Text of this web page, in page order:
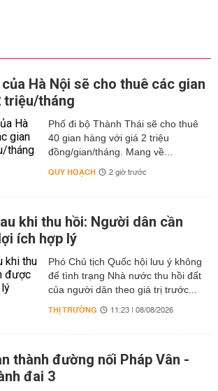
Hà Nội sẽ cho thuê các gian
triệu/tháng
Phố đi bộ Thành Thái sẽ cho thuê
40 gian hàng với giá 2 triệu
đồng/gian/tháng. Mang về...
QUY HOẠCH 2 giờ trước
khi thu hồi: Người dân cần
ích hợp lý
Phó Chủ tịch Quốc hội lưu ý không
để tình trạng Nhà nước thu hồi đất
của người dân theo giá trị trước...
THỊ TRƯỜNG 11:23 | 08/08/2026
thành đường nối Pháp Vân -
đai 3